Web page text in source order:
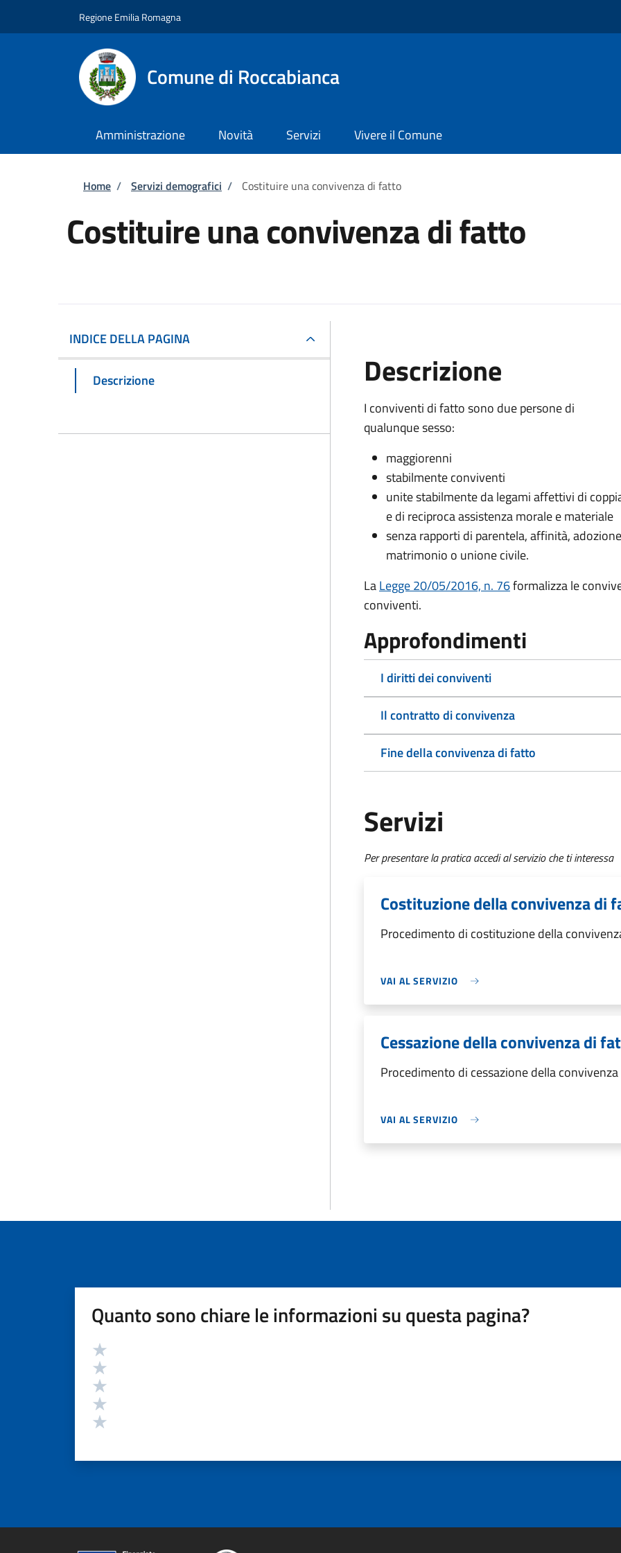
Regione Emilia Romagna
Comune di Roccabianca
Amministrazione Novità Servizi Vivere il Comune
Briciole di pane
Home / Servizi demografici / Costituire una convivenza di fatto
Costituire una convivenza di fatto
INDICE DELLA PAGINA
Descrizione Descrizione
I conviventi di fatto sono due persone di
qualunque sesso:
maggiorenni
stabilmente conviventi
unite stabilmente da legami affettivi di
e di reciproca assistenza morale e materiale
senza rapporti di parentela, affinità,
matrimonio o unione civile.
LaLegge 20/05/2016, n. 76formalizza le
conviventi.
Approfondimenti
I diritti dei conviventi
Il contratto di convivenza
Fine della convivenza di fatto
Servizi
Per presentare la pratica accedi al servizio che ti interessa
Costituzione della convivenza di
Procedimento di costituzione della
VAI AL SERVIZIO
Cessazione della convivenza di
Procedimento di cessazione della
VAI AL SERVIZIO
Quanto sono chiare le informazioni su questa pagina?
Valutazione